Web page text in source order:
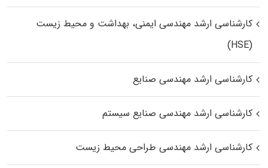
کارشناسی ارشد مهندسی ایمنی، بهداشت و محیط زیست
(HSE)
کارشناسی ارشد مهندسی صنایع
کارشناسی ارشد مهندسی صنایع سیستم
کارشناسی ارشد مهندسی طراحی محیط زیست